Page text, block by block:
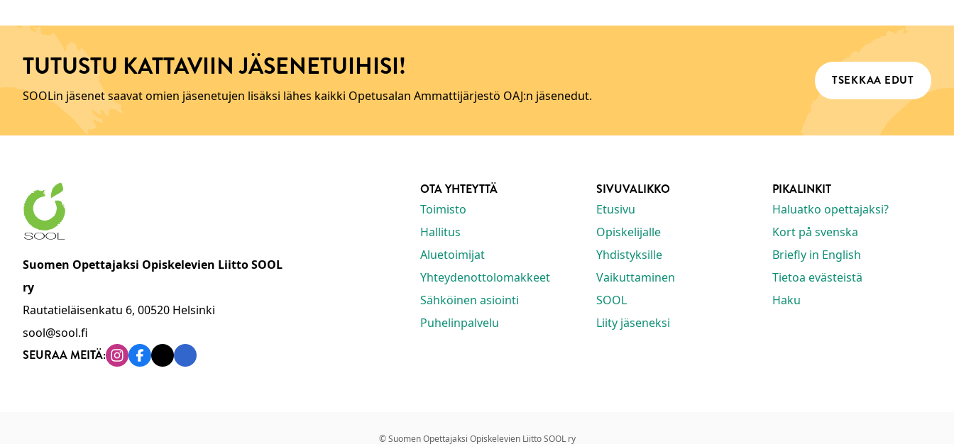
TUTUSTU KATTAVIIN JÄSENETUIHISI!
SOOLin jäsenet saavat omien jäsenetujen lisäksi lähes kaikki Opetusalan Ammattijärjestö OAJ:n jäsenedut.
TSEKKAA EDUT
Suomen Opettajaksi Opiskelevien Liitto SOOL
ry
Rautatieläisenkatu 6, 00520 Helsinki
sool@sool.fi
SEURAA MEITÄ: Instagram
Facebook
TiktokLinkedin
OTA YHTEYTTÄ
Toimisto
Hallitus
Aluetoimijat
Yhteydenottolomakkeet
Sähköinen asiointi
Puhelinpalvelu
SIVUVALIKKO
Etusivu
Opiskelijalle
Yhdistyksille
Vaikuttaminen
SOOL
Liity jäseneksi
PIKALINKIT
Haluatko opettajaksi?
Kort på svenska
Briefly in English
Tietoa evästeistä
Haku
© Suomen Opettajaksi Opiskelevien Liitto SOOL ry